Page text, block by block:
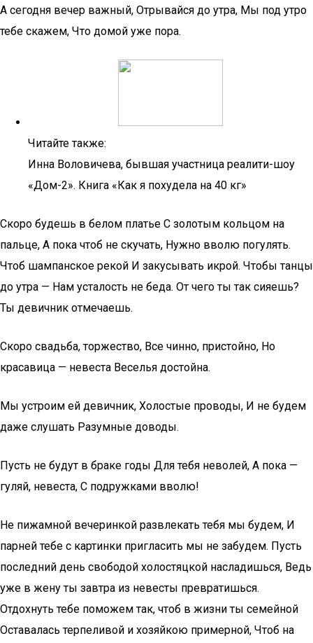
А сегодня вечер важный, Отрывайся до утра, Мы под утро
тебе скажем, Что домой уже пора.
Читайте также:
Инна Воловичева, бывшая участница реалити-шоу
«Дом-2». Книга «Как я похудела на 40 кг»
Скоро будешь в белом платье С золотым кольцом на
пальце, А пока чтоб не скучать, Нужно вволю погулять.
Чтоб шампанское рекой И закусывать икрой. Чтобы танцы
до утра — Нам усталость не беда. От чего ты так сияешь?
Ты девичник отмечаешь.
Скоро свадьба, торжество, Все чинно, пристойно, Но
красавица — невеста Веселья достойна.
Мы устроим ей девичник, Холостые проводы, И не будем
даже слушать Разумные доводы.
Пусть не будут в браке годы Для тебя неволей, А пока —
гуляй, невеста, С подружками вволю!
Не пижамной вечеринкой развлекать тебя мы будем, И
парней тебе с картинки пригласить мы не забудем. Пусть
последний день свободой холостяцкой насладишься, Ведь
уже в жену ты завтра из невесты превратишься.
Отдохнуть тебе поможем так, чтоб в жизни ты семейной
Оставалась терпеливой и хозяйкою примерной, Чтоб на